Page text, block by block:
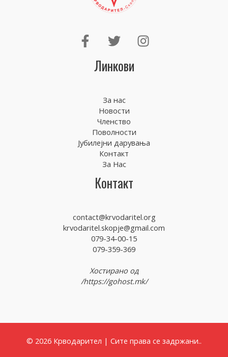
Линкови
За нас
Новости
Членство
Поволности
Јубилејни дарувања
Контакт
За Нас
Контакт
contact@krvodaritel.org
krvodaritel.skopje@gmail.com
079-34-00-15
079-359-369
Хостирано од
/https://gohost.mk/
© 2026 Крводарител | Сите права се задржани..